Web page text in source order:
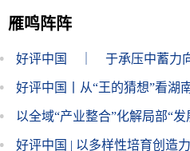
雁鸣阵阵
好评中国 ｜ 于承压中蓄力
2026年半年经济数据看湖南高
好评中国丨从“王的猜想”看湖
以全域“产业整合”化解局部“
微观察①
好评中国 | 以多样性培育创造